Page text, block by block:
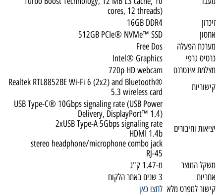
cores, 12 threads)
זיכרון
16GB DDR4
אחסון
512GB PCIe® NVMe™ SSD
מערכת הפעלה
Free Dos
כרטיס גרפי
Intel® Graphics
מצלמת אינטרנט
720p HD webcam
קישוריות
Realtek RTL8852BE Wi-Fi 6 (2x2) and Bluetooth®
5.3 wireless card
יציאות וחיבורים
USB Type-C® 10Gbps signaling rate (USB Power
Delivery, DisplayPort™ 1.4)
2xUSB Type-A 5Gbps signaling rate
HDMI 1.4b
stereo headphone/microphone combo jack
RJ-45
משקל המוצר
מ-1.47 ק"ג
אחריות
3 שנים באתר הלקוח
קישור למפרט מלא לחצו כאן